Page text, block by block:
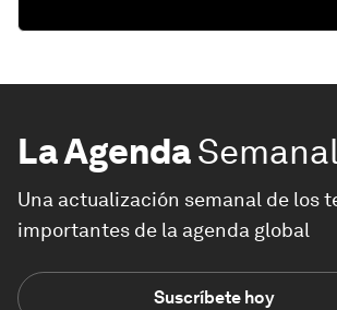
La AgendaSemanal
Una actualización semanal de los
importantes de la agenda global
Suscríbete hoy